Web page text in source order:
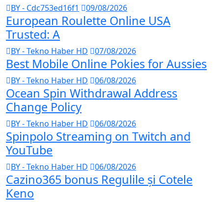
BY - Cdc753ed16f1 09/08/2026
European Roulette Online USA
Trusted: A
BY - Tekno Haber HD 07/08/2026
Best Mobile Online Pokies for Aussies
BY - Tekno Haber HD 06/08/2026
Ocean Spin Withdrawal Address
Change Policy
BY - Tekno Haber HD 06/08/2026
Spinpolo Streaming on Twitch and
YouTube
BY - Tekno Haber HD 06/08/2026
Cazino365 bonus Regulile și Cotele
Keno